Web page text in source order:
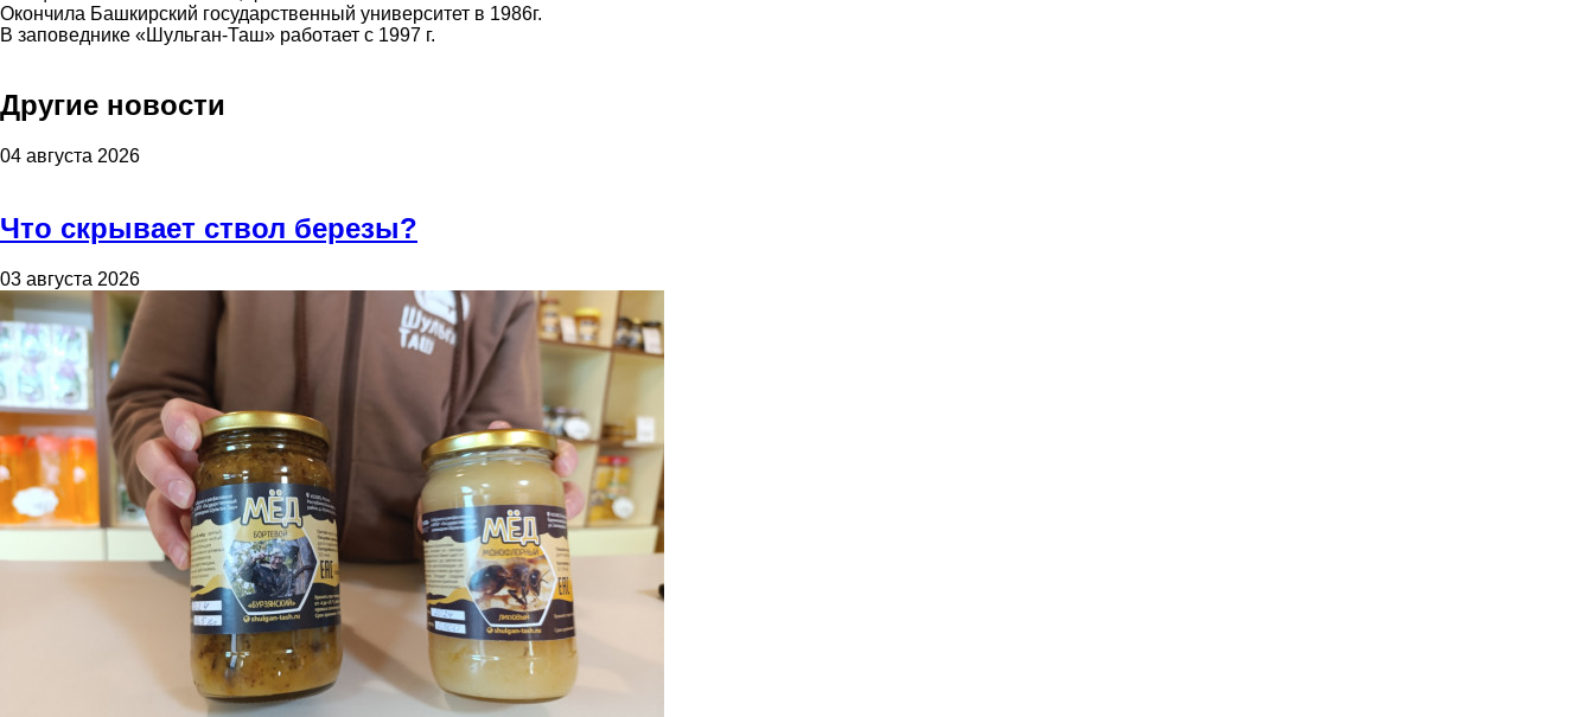
Окончила Башкирский государственный университет в 1986г.
В заповеднике «Шульган-Таш» работает с 1997 г.
Другие новости
04 августа 2026
Что скрывает ствол березы?
03 августа 2026